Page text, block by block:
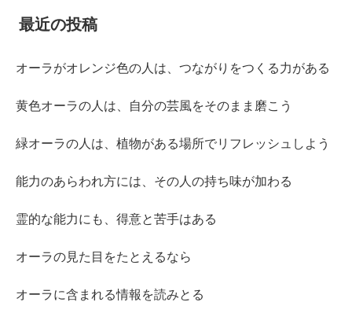
最近の投稿
オーラがオレンジ色の人は、つながりをつくる力がある
黄色オーラの人は、自分の芸風をそのまま磨こう
緑オーラの人は、植物がある場所でリフレッシュしよう
能力のあらわれ方には、その人の持ち味が加わる
霊的な能力にも、得意と苦手はある
オーラの見た目をたとえるなら
オーラに含まれる情報を読みとる